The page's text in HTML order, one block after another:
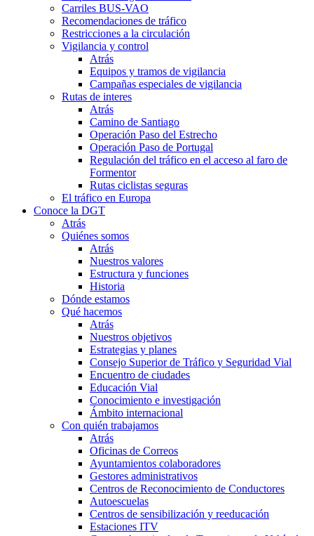
Carriles BUS-VAO
Recomendaciones de tráfico
Restricciones a la circulación
Vigilancia y control
Atrás
Equipos y tramos de vigilancia
Campañas especiales de vigilancia
Rutas de interes
Atrás
Camino de Santiago
Operación Paso del Estrecho
Operación Paso de Portugal
Regulación del tráfico en el acceso al faro de
Formentor
Rutas ciclistas seguras
El tráfico en Europa
Conoce la DGT
Atrás
Quiénes somos
Atrás
Nuestros valores
Estructura y funciones
Historia
Dónde estamos
Qué hacemos
Atrás
Nuestros objetivos
Estrategias y planes
Consejo Superior de Tráfico y Seguridad Vial
Encuentro de ciudades
Educación Vial
Conocimiento e investigación
Ámbito internacional
Con quién trabajamos
Atrás
Oficinas de Correos
Ayuntamientos colaboradores
Gestores administrativos
Centros de Reconocimiento de Conductores
Autoescuelas
Centros de sensibilización y reeducación
Estaciones ITV